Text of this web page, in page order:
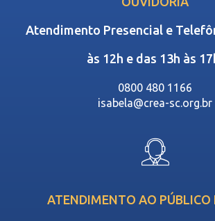
Atendimento Presencial e
às 12h e das 13h às
0800 480 1166
isabela@crea-sc.org.br
ATENDIMENTO AO PÚBLICO